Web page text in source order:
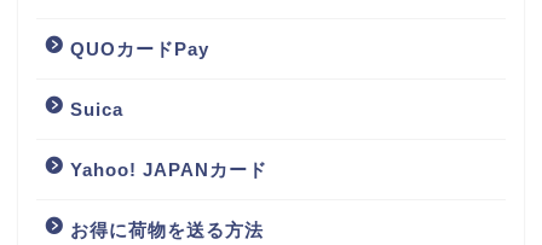
QUOカードPay
Suica
Yahoo! JAPANカード
お得に荷物を送る方法